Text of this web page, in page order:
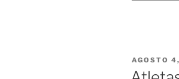
EL
AGOSTO